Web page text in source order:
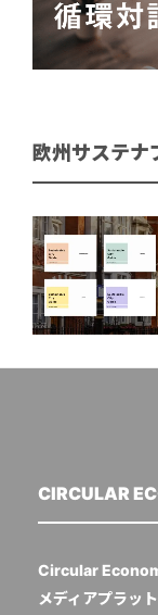
欧州サステナ
CIRCULAR
Circular
メディアプラッ